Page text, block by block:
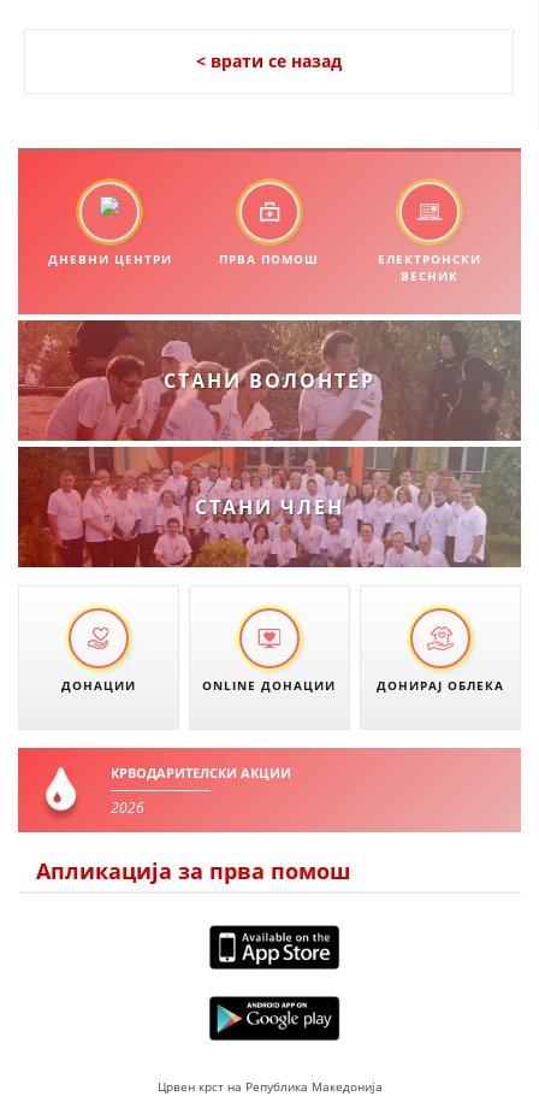
МЕЃУНАРОДНА СОРАБОТКА
ДОГОВОРИ
ФОРМУЛАРИ ЗА БАРАЊА
ЗДРАВСТВЕНО ПРЕВЕНТИВНА ДЕЈНОСТ
ПРВА ПОМОШ
КРВОДАРИТЕЛСТВО
ИНФОРМАЦИИ ЗА БОЛЕСТИ
МЕНАЏМЕНТ НА ВОЛОНТЕРИ
ЗА НАС
ДЕЈСТВУВАЊЕ
ПРИРАЧНИЦИ
СТРАТЕГИИ
ЕДУКАТИВНО ИНФОРМАТИВНИ МАТЕРИЈАЛИ
ПОСТЕРИ
< врати се назад
ДНЕВНИ ЦЕНТРИ ПРВА ПОМОШ
ЕЛЕКТРОНСКИ
ВЕСНИК
СТАНИ ВОЛОНТЕР
СТАНИ ЧЛЕН
ДОНАЦИИ ONLINE ДОНАЦИИ ДОНИРАЈ ОБЛЕКА
КРВОДАРИТЕЛСКИ АКЦИИ
2026
Апликација за прва помош
Црвен крст на Република Македонија